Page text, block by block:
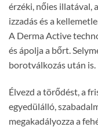
érzéki, nőies illatával,
izzadás és a
A Derma Active
és ápolja a bőrt.
borotválkozás után is.
Élvezd a törődést, a
egyedülálló,
megakadályozza a